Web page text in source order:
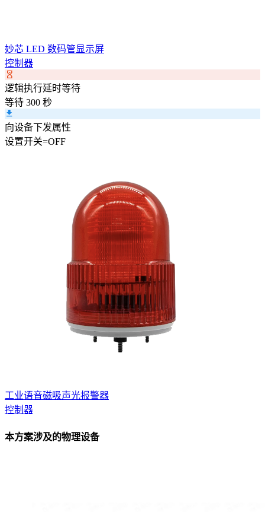
妙芯 LED 数码管显示屏
控制器
逻辑执行延时等待
等待 300 秒
向设备下发属性
设置开关=OFF
工业语音磁吸声光报警器
控制器
本方案涉及的物理设备